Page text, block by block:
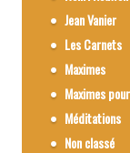
Jean Vanier
Les Carnets
Maximes
Maximes
Méditations
Non classé